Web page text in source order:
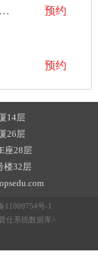
在中美两国都有丰富的教育领域工作经验
预约
预约
14层
26层
座28层
楼32层
11009754号-1
仕系统数据库>